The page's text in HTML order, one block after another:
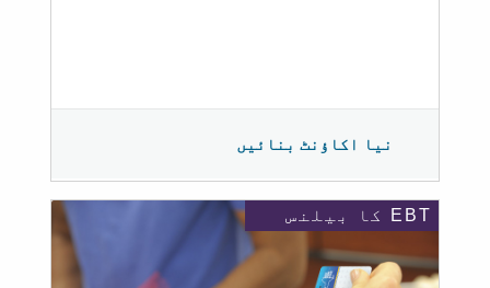
نیا اکاؤنٹ بنائیں
EBT کا بیلنس